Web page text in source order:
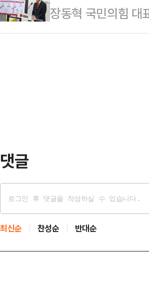
운을 뗐다.이어 국
짊어져 주…
연을 보던 독일인 A
발생했다. 당시 공
장동혁 국민의힘 대
하며 "국민의힘에게
댓글
최신순 찬성순 반대순